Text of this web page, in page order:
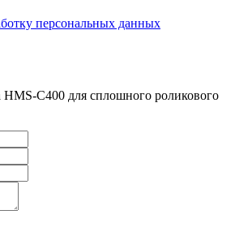
персональных данных
HMS-C400 для сплошного роликового